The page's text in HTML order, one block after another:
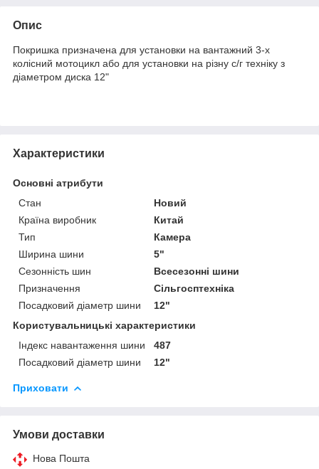
Опис
Покришка призначена для установки на вантажний 3-х
колісний мотоцикл або для установки на різну с/г техніку з
діаметром диска 12"
Характеристики
Основні атрибути
Стан
Новий
Країна виробник
Китай
Тип
Камера
Ширина шини
5"
Сезонність шин
Всесезонні шини
Призначення
Сільгосптехніка
Посадковий діаметр шини
12"
Користувальницькі характеристики
Індекс навантаження шини
487
Посадковий діаметр шини
12"
Приховати
Умови доставки
Нова Пошта